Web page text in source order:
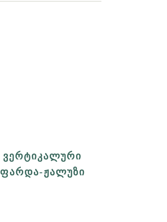
ᲕᲔᲠᲢᲘᲙᲐᲚᲣᲠᲘ
ᲤᲐᲠᲓᲐ-ᲟᲐᲚᲣᲖᲘ